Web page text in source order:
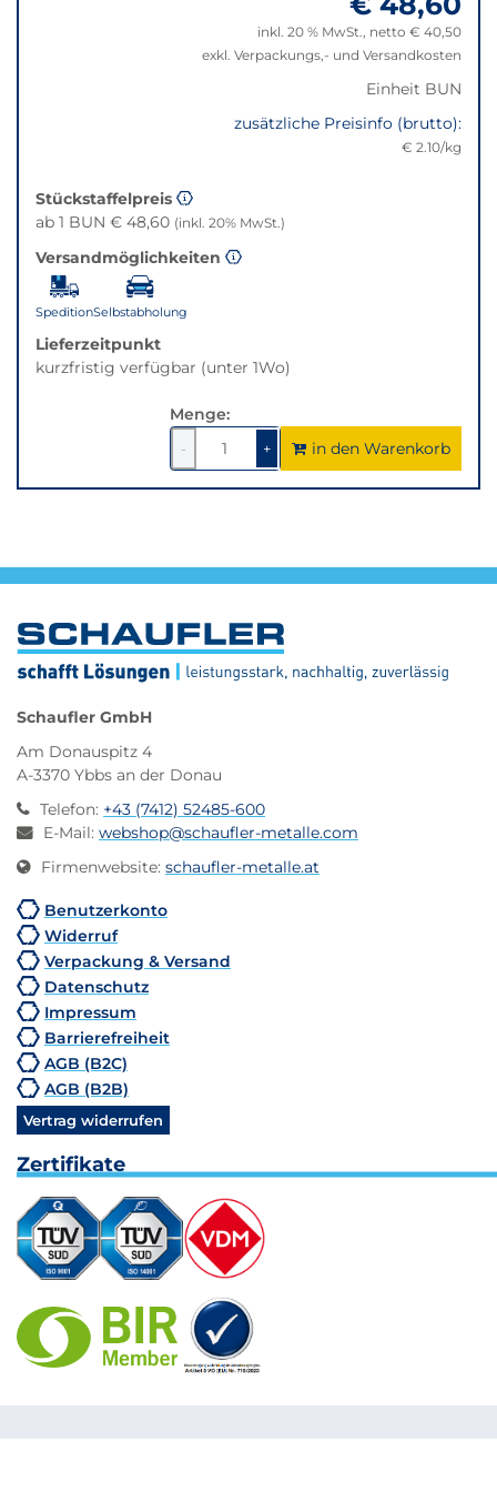
inkl. 20 % MwSt., netto € 40,50
exkl. Verpackungs,- und Versandkosten
Einheit BUN
zusätzliche Preisinfo (brutto):
€ 2.10/kg
Stückstaffelpreis
ab 1 BUN € 48,60 (inkl. 20% MwSt.)
Versandmöglichkeiten
SpeditionSelbstabholung
Lieferzeitpunkt
kurzfristig verfügbar (unter 1Wo)
Menge:
-
1
verringern
+1um
1
erhöhen
in den Warenkorb
Schaufler GmbH
Am Donauspitz 4
A-3370 Ybbs an der Donau
Telefon: +43 (7412) 52485-600
E-Mail: webshop@schaufler-metalle.com
Firmenwebsite: schaufler-metalle.at
Benutzerkonto
Widerruf
Verpackung & Versand
Datenschutz
Impressum
Barrierefreiheit
AGB (B2C)
AGB (B2B)
Vertrag widerrufen
Zertifikate